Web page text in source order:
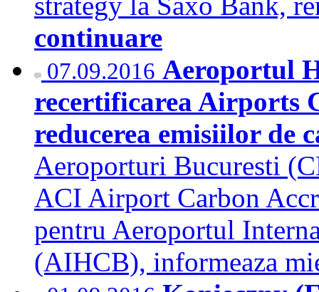
continuare
07.09.2016 Aeroportul
recertificarea Airports
reducerea emisiilor de
Aeroporturi Bucuresti
ACI Airport Carbon
pentru Aeroportul
(AIHCB), informeaza